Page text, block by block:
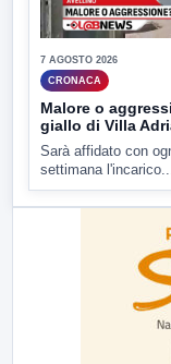
7 AGOSTO 2026
CRONACA
Malore o
giallo di Villa
Sarà affidato con
settimana